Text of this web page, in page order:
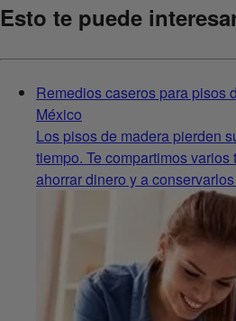
Esto te puede
Remedios caseros para pisos
México
Los pisos de madera pierden
tiempo. Te compartimos
ahorrar dinero y a